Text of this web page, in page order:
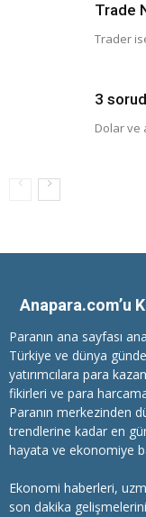
Trade
Trader
3
Dolar ve
Anapara.com’u
Paranın ana sayfası
Türkiye ve dünya
yatırımcılara para
fikirleri ve para
Paranın merkezinden
trendlerine kadar en
hayata ve ekonomiye
Ekonomi haberleri,
son dakika